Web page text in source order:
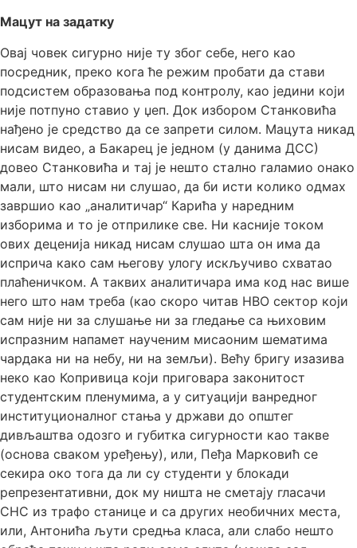
Мацут на задатку
Овај човек сигурно није ту због себе, него као
посредник, преко кога ће режим пробати да стави
подсистем образовања под контролу, као једини који
није потпуно ставио у џеп. Док избором Станковића
нађено је средство да се запрети силом. Мацута никад
нисам видео, а Бакарец је једном (у данима ДСС)
довео Станковића и тај је нешто стално галамио онако
мали, што нисам ни слушао, да би исти колико одмах
завршио као „аналитичар“ Карића у наредним
изборима и то је отприлике све. Ни касније током
ових деценија никад нисам слушао шта он има да
исприча како сам његову улогу искључиво схватао
плаћеничком. А таквих аналитичара има код нас више
него што нам треба (као скоро читав НВО сектор који
сам није ни за слушање ни за гледање са њиховим
испразним напамет наученим мисаоним шематима
чардака ни на небу, ни на земљи). Већу бригу изазива
неко као Копривица који приговара законитост
студентским пленумима, а у ситуацији ванредног
институционалног стања у држави до општег
дивљаштва одозго и губитка сигурности као такве
(основа сваком уређењу), или, Пеђа Марковић се
секира око тога да ли су студенти у блокади
репрезентативни, док му ништа не сметају гласачи
СНС из трафо станице и са других необичних места,
или, Антонића љути средња класа, али слабо нешто